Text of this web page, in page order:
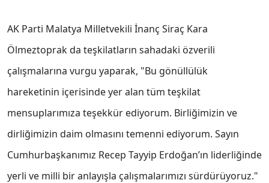
AK Parti Malatya Milletvekili İnanç Siraç Kara
Ölmeztoprak da teşkilatların sahadaki özverili
çalışmalarına vurgu yaparak, "Bu gönüllülük
hareketinin içerisinde yer alan tüm teşkilat
mensuplarımıza teşekkür ediyorum. Birliğimizin ve
dirliğimizin daim olmasını temenni ediyorum. Sayın
Cumhurbaşkanımız Recep Tayyip Erdoğan’ın liderliğinde
yerli ve milli bir anlayışla çalışmalarımızı sürdürüyoruz."